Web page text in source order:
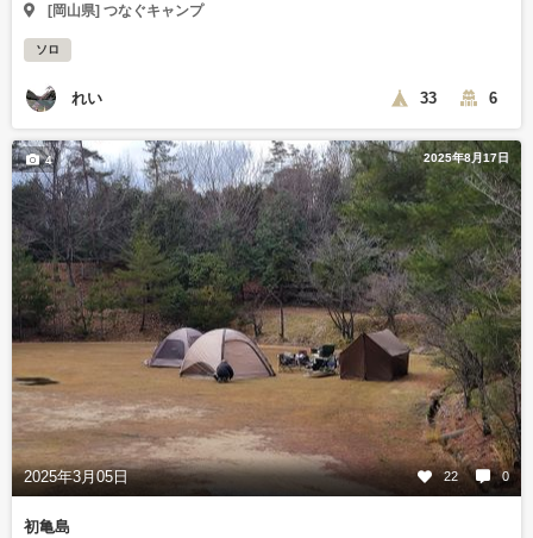
[岡山県] つなぐキャンプ
ソロ
れい 33 6
2025年8月17日
2025年3月05日 22 0
4
初亀島